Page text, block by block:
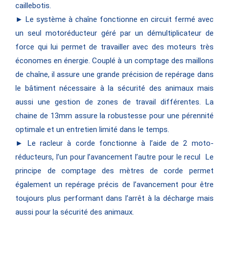
caillebotis.
► Le système à chaîne fonctionne en circuit fermé avec
un seul motoréducteur géré par un démultiplicateur de
force qui lui permet de travailler avec des moteurs très
économes en énergie. Couplé à un comptage des maillons
de chaîne, il assure une grande précision de repérage dans
le bâtiment nécessaire à la sécurité des animaux mais
aussi une gestion de zones de travail différentes. La
chaine de 13mm assure la robustesse pour une pérennité
optimale et un entretien limité dans le temps.
► Le racleur à corde fonctionne à l’aide de 2 moto-
réducteurs, l’un pour l’avancement l’autre pour le recul Le
principe de comptage des mètres de corde permet
également un repérage précis de l’avancement pour être
toujours plus performant dans l’arrêt à la décharge mais
aussi pour la sécurité des animaux.